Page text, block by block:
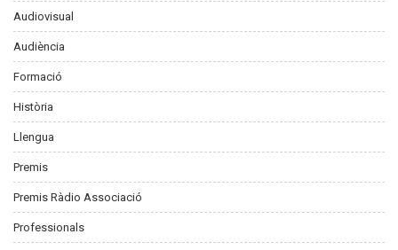
Audiovisual
Audiència
Formació
Història
Llengua
Premis
Premis Ràdio Associació
Professionals